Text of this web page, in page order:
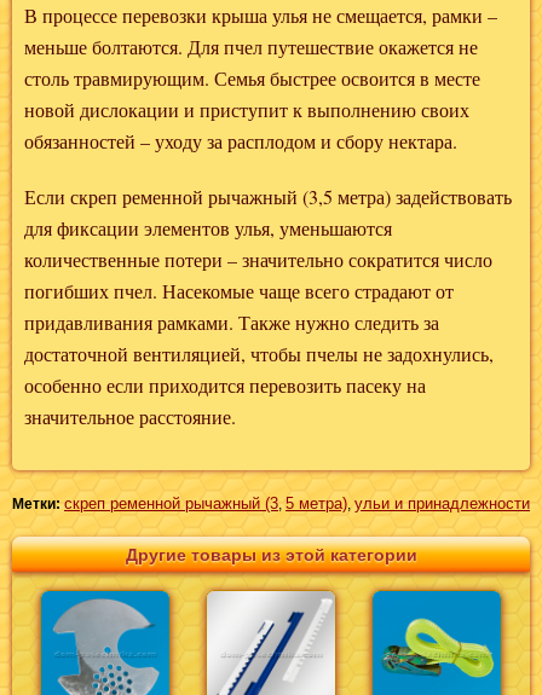
В процессе перевозки крыша улья не смещается, рамки –
меньше болтаются. Для пчел путешествие окажется не
столь травмирующим. Семья быстрее освоится в месте
новой дислокации и приступит к выполнению своих
обязанностей – уходу за расплодом и сбору нектара.
Если скреп ременной рычажный (3,5 метра) задействовать
для фиксации элементов улья, уменьшаются
количественные потери – значительно сократится число
погибших пчел. Насекомые чаще всего страдают от
придавливания рамками. Также нужно следить за
достаточной вентиляцией, чтобы пчелы не задохнулись,
особенно если приходится перевозить пасеку на
значительное расстояние.
Метки: скреп ременной рычажный (3, 5 метра), ульи и принадлежности
Другие товары из этой категории